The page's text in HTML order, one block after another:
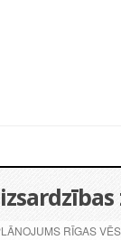
RĪGAS